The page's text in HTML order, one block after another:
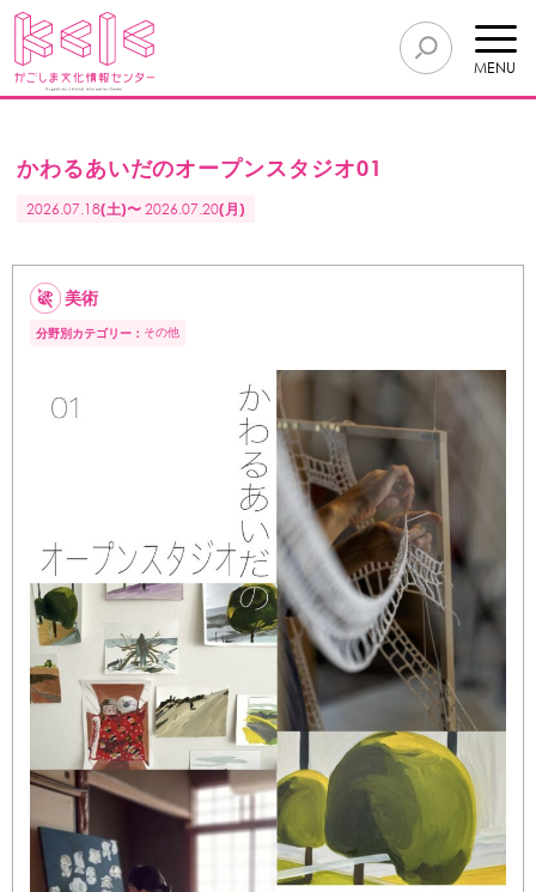
MENU
かわるあいだのオープンスタジオ01
2026.07.18(土)〜2026.07.20(月)
美術
分野別カテゴリー： その他